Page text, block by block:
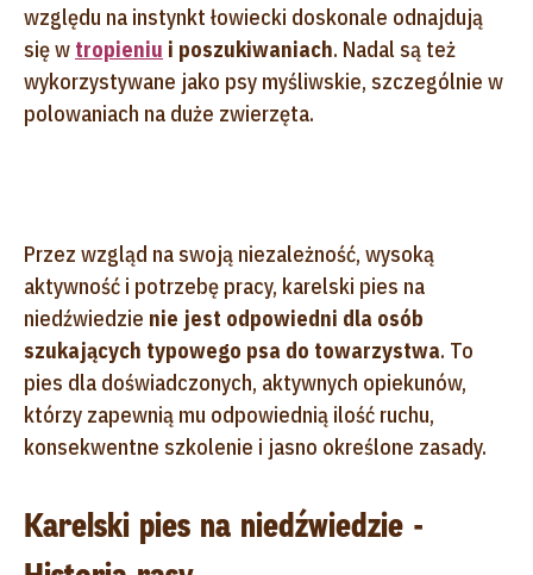
względu na instynkt łowiecki doskonale odnajdują
się w tropieniu i poszukiwaniach. Nadal są też
wykorzystywane jako psy myśliwskie, szczególnie w
polowaniach na duże zwierzęta.
Przez wzgląd na swoją niezależność, wysoką
aktywność i potrzebę pracy, karelski pies na
niedźwiedzie nie jest odpowiedni dla osób
szukających typowego psa do towarzystwa. To
pies dla doświadczonych, aktywnych opiekunów,
którzy zapewnią mu odpowiednią ilość ruchu,
konsekwentne szkolenie i jasno określone zasady.
Karelski pies na niedźwiedzie -